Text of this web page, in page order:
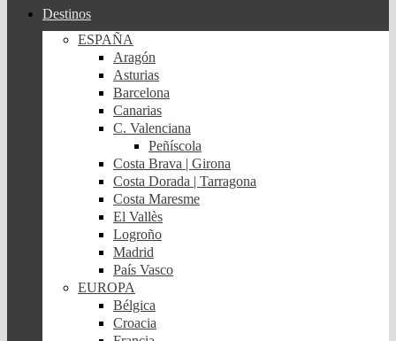
Destinos
ESPAÑA
Aragón
Asturias
Barcelona
Canarias
C. Valenciana
Peñíscola
Costa Brava | Girona
Costa Dorada | Tarragona
Costa Maresme
El Vallès
Logroño
Madrid
País Vasco
EUROPA
Bélgica
Croacia